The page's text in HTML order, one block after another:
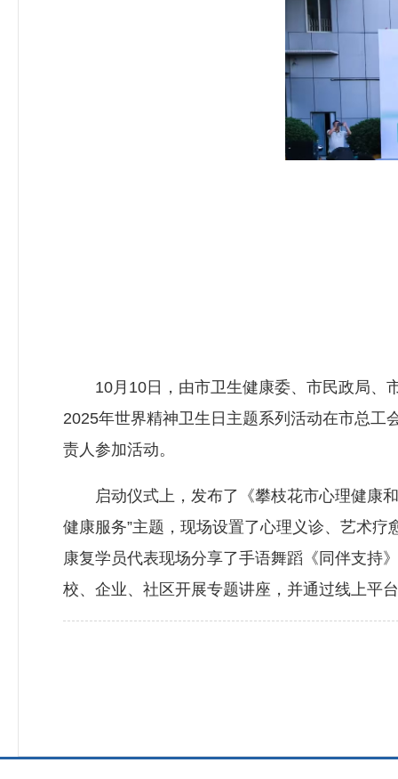
10月10日，由市卫生健康委、市民政局、市
2025年世界精神卫生日主题系列活动在市总工
责人参加活动。
启动仪式上，发布了《攀枝花市心理健康和
健康服务”主题，现场设置了心理义诊、艺术
康复学员代表现场分享了手语舞蹈《同伴支持
校、企业、社区开展专题讲座，并通过线上平